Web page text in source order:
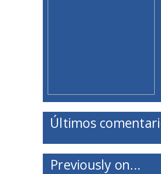
Últimos
Previously on...